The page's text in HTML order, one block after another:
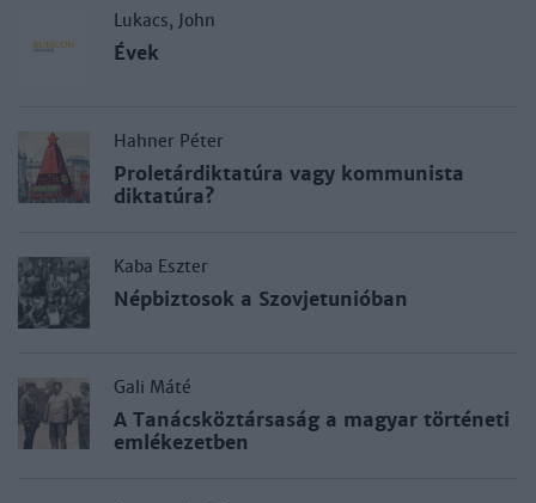
Lukacs, John
Évek
Hahner Péter
Proletárdiktatúra vagy kommunista
diktatúra?
Kaba Eszter
Népbiztosok a Szovjetunióban
Gali Máté
A Tanácsköztársaság a magyar történeti
emlékezetben